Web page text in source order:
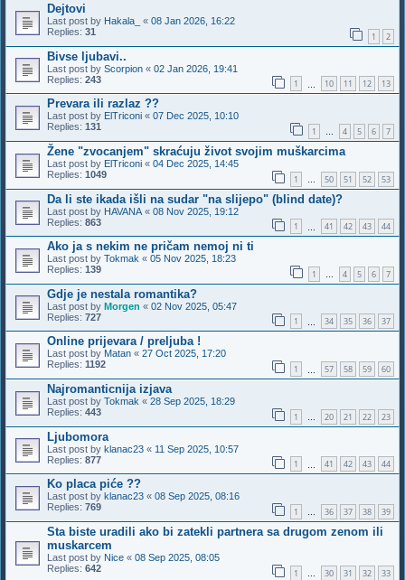
Dejtovi
Last post by Hakala_ « 08 Jan 2026, 16:22
Replies: 31 1 2
Bivse ljubavi..
Last post by Scorpion « 02 Jan 2026, 19:41
Replies: 243 1 10 11 12 13
Prevara ili razlaz ??
Last post by ElTriconi « 07 Dec 2025, 10:10
Replies: 131 1 … 4 5 6 7
Žene "zvocanjem" skraćuju život svojim muškarcima
Last post by ElTriconi « 04 Dec 2025, 14:45
Replies: 1049 1 50 51 52 53
Da li ste ikada išli na sudar "na slijepo" (blind date)?
Last post by HAVANA « 08 Nov 2025, 19:12
Replies: 863 1 41 42 43 44
Ako ja s nekim ne pričam nemoj ni ti
Last post by Tokmak « 05 Nov 2025, 18:23
Replies: 139 1 … 4 5 6 7
Gdje je nestala romantika?
Last post by Morgen « 02 Nov 2025, 05:47
Replies: 727 1 34 35 36 37
Online prijevara / preljuba !
Last post by Matan « 27 Oct 2025, 17:20
Replies: 1192 1 57 58 59 60
Najromanticnija izjava
Last post by Tokmak « 28 Sep 2025, 18:29
Replies: 443 1 … 20 21 22 23
Ljubomora
Last post by klanac23 « 11 Sep 2025, 10:57
Replies: 877 1 41 42 43 44
Ko placa piće ??
Last post by klanac23 « 08 Sep 2025, 08:16
Replies: 769 1 … 36 37 38 39
Sta biste uradili ako bi zatekli partnera sa drugom zenom ili
muskarcem
Last post by Nice « 08 Sep 2025, 08:05
Replies: 642 1 … 30 31 32 33